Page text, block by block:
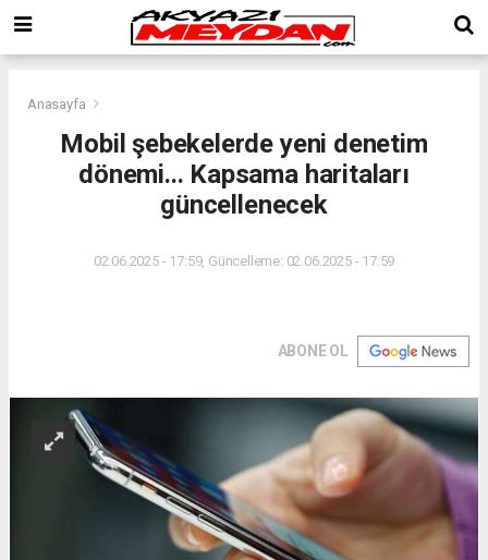
Anasayfa
Mobil şebekelerde yeni denetim
dönemi... Kapsama haritaları
güncellenecek
02.06.2025 - 17:59, Güncelleme: 02.06.2025 - 17:59
ABONE OL